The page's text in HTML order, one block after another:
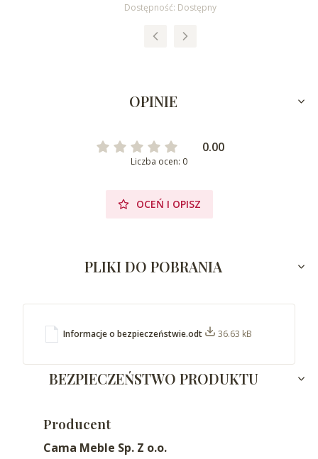
Dostępność: Dostępny
OPINIE
0.00
Liczba ocen: 0
OCEŃ I OPISZ
PLIKI DO POBRANIA
Informacje o bezpieczeństwie.odt 36.63 kB
BEZPIECZEŃSTWO PRODUKTU
Producent
Cama Meble Sp. Z o.o.